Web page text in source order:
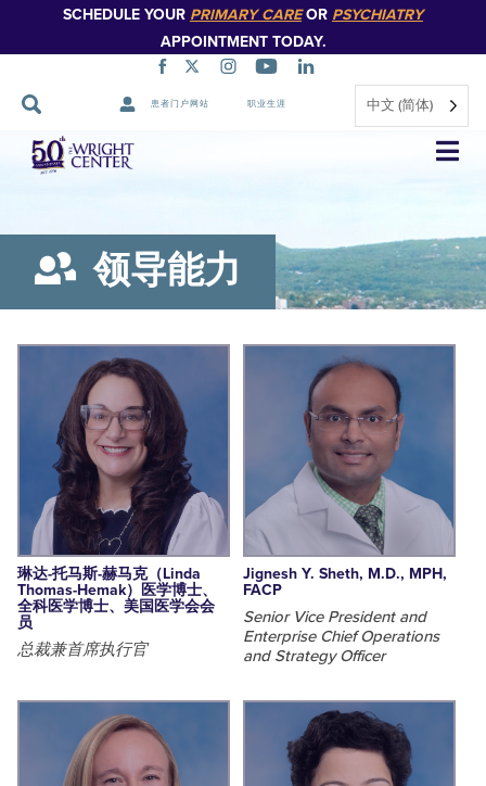
SCHEDULE YOUR PRIMARY CAREOR PSYCHIATRY
APPOINTMENT TODAY.
患者门户网站 职业生涯 中文 (简体)
跳
过
领导能力
琳达-托马斯-赫马克（Linda
Thomas-Hemak）医学博士、
全科医学博士、美国医学会会
员
总裁兼首席执行官
Jignesh Y. Sheth, M.D., MPH,
FACP
Senior Vice President and
Enterprise Chief Operations
and Strategy Officer